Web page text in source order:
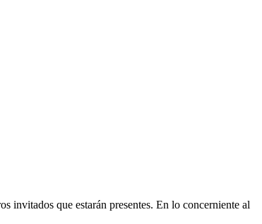
invitados que estarán presentes. En lo concerniente al